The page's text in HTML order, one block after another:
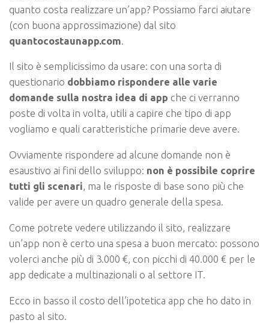
quanto costa realizzare un’app? Possiamo farci aiutare
(con buona approssimazione) dal sito
quantocostaunapp.com
Il sito è semplicissimo da usare: con una sorta di
questionario dobbiamo rispondere alle varie
domande sulla nostra idea di app che ci verranno
poste di volta in volta, utili a capire che tipo di app
vogliamo e quali caratteristiche primarie deve avere.
Ovviamente rispondere ad alcune domande non è
esaustivo ai fini dello sviluppo: non è possibile coprire
tutti gli scenari, ma le risposte di base sono più che
valide per avere un quadro generale della spesa.
Come potrete vedere utilizzando il sito, realizzare
un’app non è certo una spesa a buon mercato: possono
volerci anche più di 3.000 €, con picchi di 40.000 € per le
app dedicate a multinazionali o al settore IT.
Ecco in basso il costo dell’ipotetica app che ho dato in
pasto al sito.